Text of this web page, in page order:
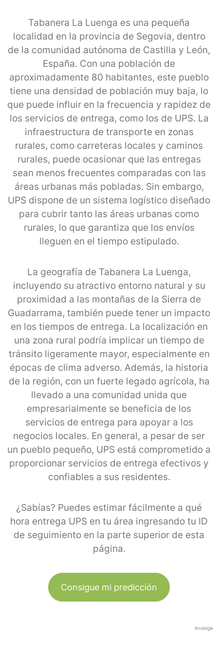
Tabanera La Luenga es una pequeña
localidad en la provincia de Segovia, dentro
de la comunidad autónoma de Castilla y León,
España. Con una población de
aproximadamente 80 habitantes, este pueblo
tiene una densidad de población muy baja, lo
que puede influir en la frecuencia y rapidez de
los servicios de entrega, como los de UPS. La
infraestructura de transporte en zonas
rurales, como carreteras locales y caminos
rurales, puede ocasionar que las entregas
sean menos frecuentes comparadas con las
áreas urbanas más pobladas. Sin embargo,
UPS dispone de un sistema logístico diseñado
para cubrir tanto las áreas urbanas como
rurales, lo que garantiza que los envíos
lleguen en el tiempo estipulado.
La geografía de Tabanera La Luenga,
incluyendo su atractivo entorno natural y su
proximidad a las montañas de la Sierra de
Guadarrama, también puede tener un impacto
en los tiempos de entrega. La localización en
una zona rural podría implicar un tiempo de
tránsito ligeramente mayor, especialmente en
épocas de clima adverso. Además, la historia
de la región, con un fuerte legado agrícola, ha
llevado a una comunidad unida que
empresarialmente se beneficia de los
servicios de entrega para apoyar a los
negocios locales. En general, a pesar de ser
un pueblo pequeño, UPS está comprometido a
proporcionar servicios de entrega efectivos y
confiables a sus residentes.
¿Sabías? Puedes estimar fácilmente a qué
hora entrega UPS en tu área ingresando tu ID
de seguimiento en la parte superior de esta
página.
Consigue mi predicción
Anzeige